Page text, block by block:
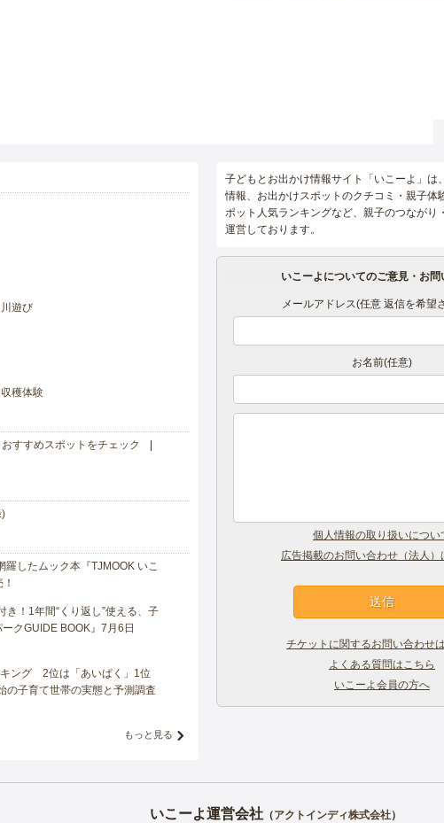
川遊び
穫体験
すすめスポットをチェック
羅したムック本『TJMOOK いこ
き！1年間“くり返し”使える、子
クGUIDE BOOK』7月6日
ング 2位は「あいぱく」1位
の子育て世帯の実態と予測調査
もっと見る
子どもとお出かけ情報サイト「いこーよ」は
情報、お出かけスポットのクチコミ・親子体
ポット人気ランキングなど、親子のつながり
運営しております。
いこーよについてのご意見・お問
メールアドレス(任意 返信を希望
お名前(任意)
個人情報の取り扱いについ
広告掲載のお問い合わせ（法人）
チケットに関するお問い合わせ
よくある質問はこちら
いこーよ会員の方へ
いこーよ運営会社（アクトインディ株式会社）